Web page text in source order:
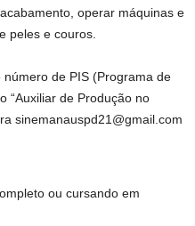
operar máquinas e
peles e couros.
de PIS (Programa de
“Auxiliar de Produção no
sinemanauspd21@gmail.com
ou cursando em